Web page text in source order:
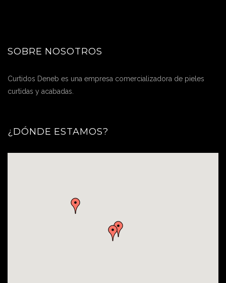
SOBRE NOSOTROS
Curtidos Deneb es una empresa comercializadora de pieles
curtidas y acabadas.
¿DÓNDE ESTAMOS?